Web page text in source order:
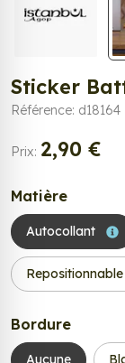
Sticker
Référence: d18164
Prix: 2,90 €
Matière
Autocollant
Repositionnable
Bordure
Aucune